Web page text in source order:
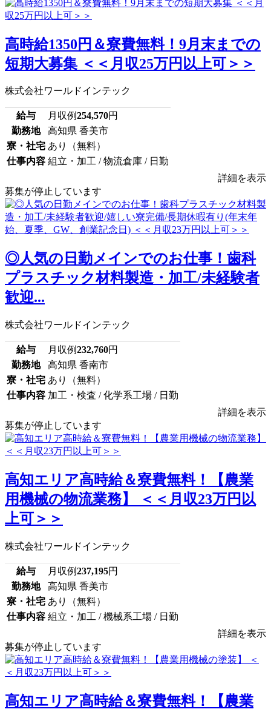
高時給1350円＆寮費無料！9月末までの
短期大募集 ＜＜月収25万円以上可＞＞
株式会社ワールドインテック
給与 月収例254,570円
勤務地
高知県 香美市
寮・社宅 あり（無料）
仕事内容 組立・加工 / 物流倉庫 / 日勤
詳細を表示
募集が停止しています
◎人気の日勤メインでのお仕事！歯科
プラスチック材料製造・加工/未経験者
歓迎...
株式会社ワールドインテック
給与 月収例232,760円
勤務地
高知県 香南市
寮・社宅 あり（無料）
仕事内容 加工・検査 / 化学系工場 / 日勤
詳細を表示
募集が停止しています
高知エリア高時給＆寮費無料！【農業
用機械の物流業務】 ＜＜月収23万円以
上可＞＞
株式会社ワールドインテック
給与 月収例237,195円
勤務地
高知県 香美市
寮・社宅 あり（無料）
仕事内容 組立・加工 / 機械系工場 / 日勤
詳細を表示
募集が停止しています
高知エリア高時給＆寮費無料！【農業